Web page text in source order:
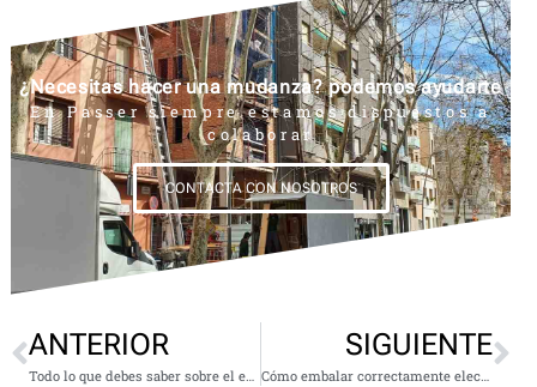
¿Necesitas hacer una mudanza? podemos ayudarte
En Passer siempre estamos dispuestos a
colaborar
CONTACTA CON NOSOTROS
ANTERIOR
Todo lo que debes saber sobre el embalaje de objetos frágiles
SIGUIENTE
Cómo embalar correctamente electrodomésticos para una mudanza segura